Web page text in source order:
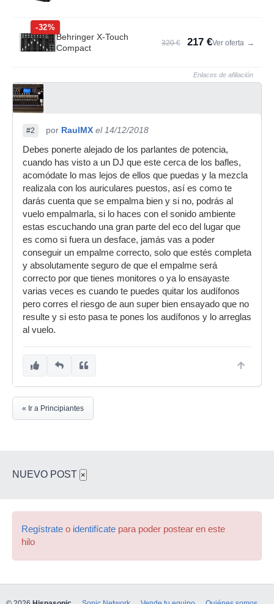
-32%
Behringer X-Touch
Compact
320 € 217 €Ver oferta →
Enlaces de afiliación
#2 por RaulMX el 14/12/2018
Debes ponerte alejado de los parlantes de potencia,
cuando has visto a un DJ que este cerca de los bafles,
acomódate lo mas lejos de ellos que puedas y la mezcla
realizala con los auriculares puestos, así es como te
darás cuenta que se empalma bien y si no, podrás al
vuelo empalmarla, si lo haces con el sonido ambiente
estas escuchando una gran parte del eco del lugar que
es como si fuera un desface, jamás vas a poder
conseguir un empalme correcto, solo que estés completa
y absolutamente seguro de que el empalme será
correcto por que tienes monitores o ya lo ensayaste
varias veces es cuando te puedes quitar los audífonos
pero corres el riesgo de aun super bien ensayado que no
resulte y si esto pasa te pones los audífonos y lo arreglas
al vuelo.
« Ir a Principiantes
NUEVO POST ×
Regístrate o identifícate para poder postear en este
hilo